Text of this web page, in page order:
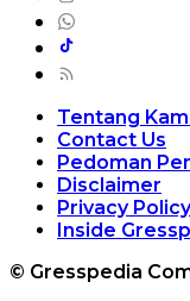
Tentang
Contact Us
Pedoman
Disclaimer
Privacy Policy
Inside
© Gresspedia